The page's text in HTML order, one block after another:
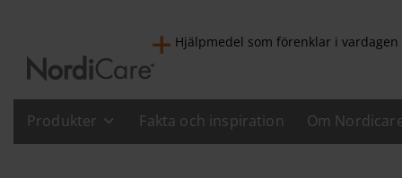
Hjälpmedel som förenklar i vardagen
Produkter Fakta och inspiration Om